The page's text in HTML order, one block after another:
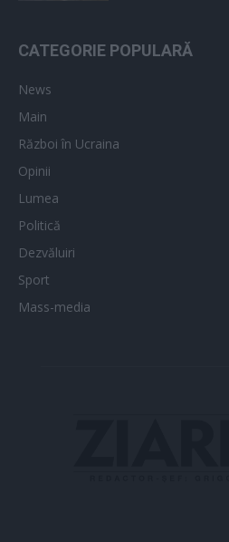
CATEGORIE POPULARĂ
News
Main
Război în Ucraina
Opinii
Lumea
Politică
Dezvăluiri
Sport
Mass-media